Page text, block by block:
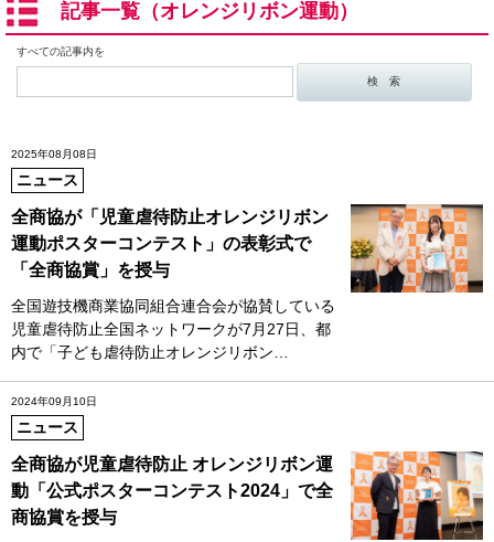
記事一覧（オレンジリボン運動）
すべての記事内を
2025年08月08日
ニュース
全商協が「児童虐待防止オレンジリボン
運動ポスターコンテスト」の表彰式で
「全商協賞」を授与
全国遊技機商業協同組合連合会が協賛している
児童虐待防止全国ネットワークが7月27日、都
内で「子ども虐待防止オレンジリボン…
2024年09月10日
ニュース
全商協が児童虐待防止 オレンジリボン運
動「公式ポスターコンテスト2024」で全
商協賞を授与